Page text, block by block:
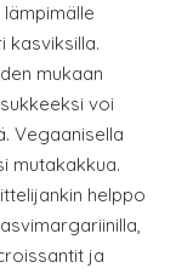
kasviksilla.
mukaan
voi
Vegaanisella
mutakakkua.
helppo
ja